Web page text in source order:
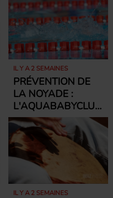
IL Y A 2 SEMAINES
PRÉVENTION DE
LA NOYADE :
L'AQUABABYCLUB
ORGANISE UNE
MATINÉE DE
SENSIBILISATION À
SAINT-DENIS
IL Y A 2 SEMAINES